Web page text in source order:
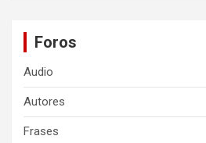
Foros
Audio
Autores
Frases